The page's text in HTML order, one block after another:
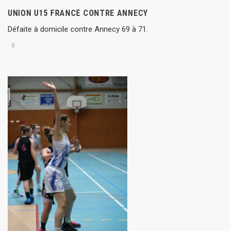
UNION U15 FRANCE CONTRE ANNECY
Défaite à domicile contre Annecy 69 à 71.
0